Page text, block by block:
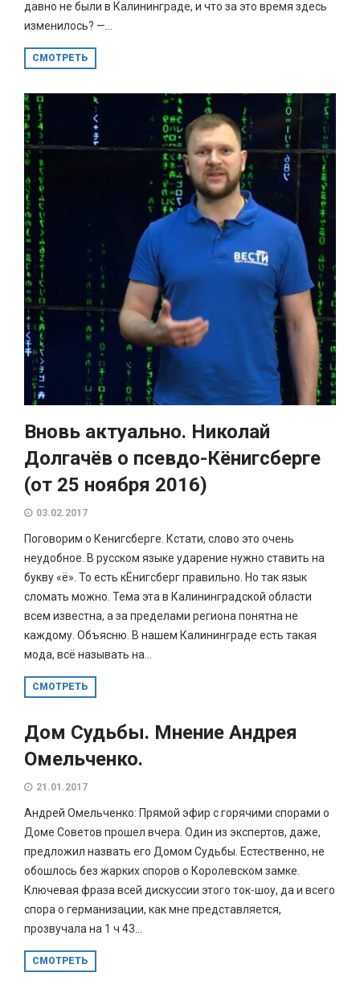
давно не были в Калининграде, и что за это время здесь
изменилось? —...
СМОТРЕТЬ
Вновь актуально. Николай
Долгачёв о псевдо-Кёнигсберге
(от 25 ноября 2016)
03.02.2017
Поговорим о Кенигсберге. Кстати, слово это очень
неудобное. В русском языке ударение нужно ставить на
букву «ё». То есть кЁнигсберг правильно. Но так язык
сломать можно. Тема эта в Калининградской области
всем известна, а за пределами региона понятна не
каждому. Объясню. В нашем Калининграде есть такая
мода, всё называть на...
СМОТРЕТЬ
Дом Судьбы. Мнение Андрея
Омельченко.
21.01.2017
Андрей Омельченко: Прямой эфир с горячими спорами о
Доме Советов прошел вчера. Один из экспертов, даже,
предложил назвать его Домом Судьбы. Естественно, не
обошлось без жарких споров о Королевском замке.
Ключевая фраза всей дискуссии этого ток-шоу, да и всего
спора о германизации, как мне представляется,
прозвучала на 1 ч 43...
СМОТРЕТЬ